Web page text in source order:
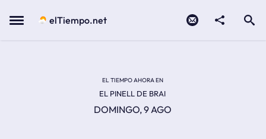
Menu elTiempo.net
EL TIEMPO AHORA EN
EL PINELL DE BRAI
DOMINGO, 9 AGO